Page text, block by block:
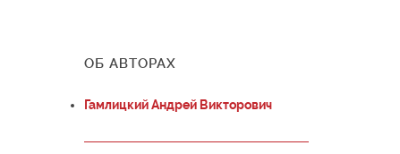
ОБ АВТОРАХ
Гамлицкий Андрей Викторович